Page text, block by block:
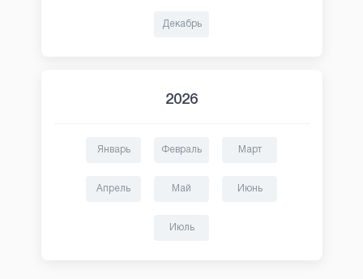
Декабрь
2026
Январь Февраль Март
Апрель Май Июнь
Июль